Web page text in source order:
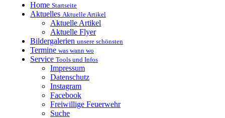
Home Startseite
Aktuelles Aktuelle Artikel
Aktuelle Artikel
Aktuelle Flyer
Bildergalerien unsere schönsten
Termine was wann wo
Service Tools und Infos
Impressum
Datenschutz
Instagram
Facebook
Freiwillige Feuerwehr
Suche